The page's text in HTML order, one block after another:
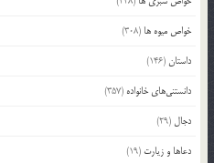
خواص میوه ها (308)
داستان(146)
دانستنی‌های خانواده (357)
دجال (29)
دعاها و زیارت (19)